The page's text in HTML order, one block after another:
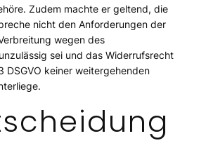
Zudem machte er geltend, die
nicht den Anforderungen der
wegen des
sei und das Widerrufsrecht
DSGVO keiner weitergehenden